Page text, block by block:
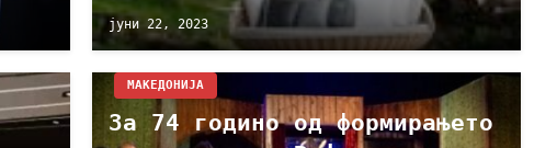
јуни 22, 2023
МАКЕДОНИЈА
За 74 годино од формирањето